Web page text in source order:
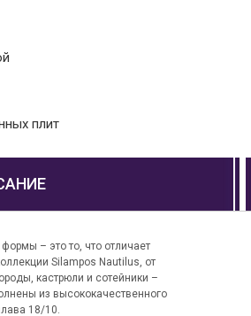
плит
– это то, что отличает
Silampos Nautilus, от
кастрюли и сотейники –
из высококачественного
18/10.